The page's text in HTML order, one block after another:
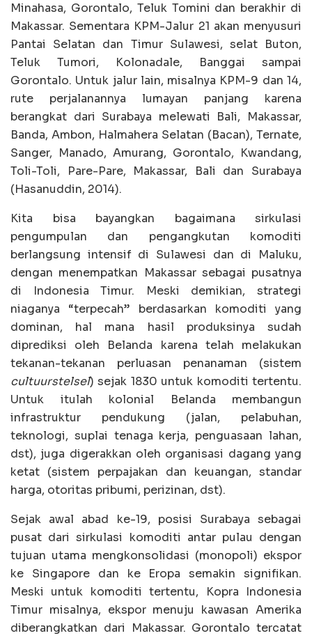
Minahasa, Gorontalo, Teluk Tomini dan berakhir di
Makassar. Sementara KPM-Jalur 21 akan menyusuri
Pantai Selatan dan Timur Sulawesi, selat Buton,
Teluk Tumori, Kolonadale, Banggai sampai
Gorontalo. Untuk jalur lain, misalnya KPM-9 dan 14,
rute perjalanannya lumayan panjang karena
berangkat dari Surabaya melewati Bali, Makassar,
Banda, Ambon, Halmahera Selatan (Bacan), Ternate,
Sanger, Manado, Amurang, Gorontalo, Kwandang,
Toli-Toli, Pare-Pare, Makassar, Bali dan Surabaya
(Hasanuddin, 2014).
Kita bisa bayangkan bagaimana sirkulasi
pengumpulan dan pengangkutan komoditi
berlangsung intensif di Sulawesi dan di Maluku,
dengan menempatkan Makassar sebagai pusatnya
di Indonesia Timur. Meski demikian, strategi
niaganya “terpecah” berdasarkan komoditi yang
dominan, hal mana hasil produksinya sudah
diprediksi oleh Belanda karena telah melakukan
tekanan-tekanan perluasan penanaman (sistem
cultuurstelsel) sejak 1830 untuk komoditi tertentu.
Untuk itulah kolonial Belanda membangun
infrastruktur pendukung (jalan, pelabuhan,
teknologi, suplai tenaga kerja, penguasaan lahan,
dst), juga digerakkan oleh organisasi dagang yang
ketat (sistem perpajakan dan keuangan, standar
harga, otoritas pribumi, perizinan, dst).
Sejak awal abad ke-19, posisi Surabaya sebagai
pusat dari sirkulasi komoditi antar pulau dengan
tujuan utama mengkonsolidasi (monopoli) ekspor
ke Singapore dan ke Eropa semakin signifikan.
Meski untuk komoditi tertentu, Kopra Indonesia
Timur misalnya, ekspor menuju kawasan Amerika
diberangkatkan dari Makassar. Gorontalo tercatat